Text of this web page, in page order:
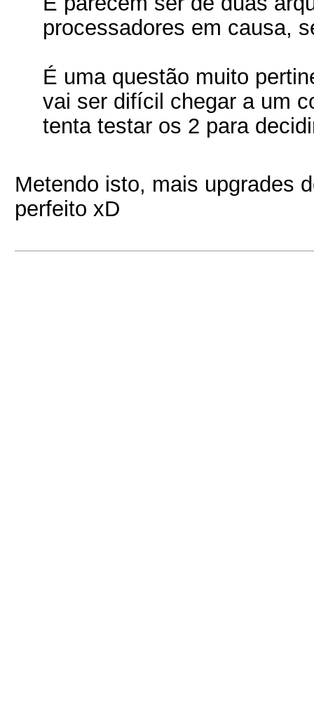
processadores em causa,
É uma questão muito
vai ser difícil chegar a um
tenta testar os 2 para
Metendo isto, mais upgrades
perfeito xD